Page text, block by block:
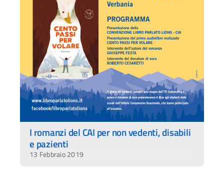
I romanzi del CAI per non vedenti, disabili
e pazienti
13 Febbraio 2019